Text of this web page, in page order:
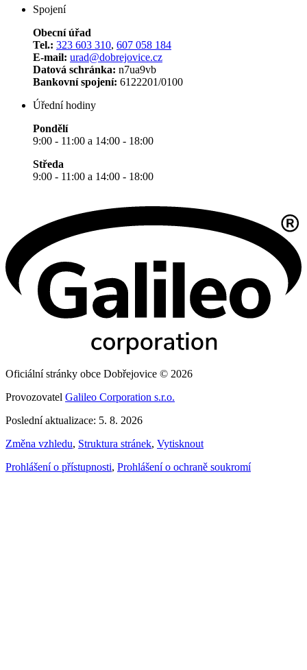
Spojení
Obecní úřad
Tel.: 323 603 310, 607 058 184
E-mail: urad@dobrejovice.cz
Datová schránka: n7ua9vb
Bankovní spojení: 6122201/0100
Úřední hodiny
Pondělí
9:00 - 11:00 a 14:00 - 18:00
Středa
9:00 - 11:00 a 14:00 - 18:00
Oficiální stránky obce Dobřejovice © 2026
Provozovatel Galileo Corporation s.r.o.
Poslední aktualizace: 5. 8. 2026
Změna vzhledu, Struktura stránek, Vytisknout
Prohlášení o přístupnosti, Prohlášení o ochraně soukromí